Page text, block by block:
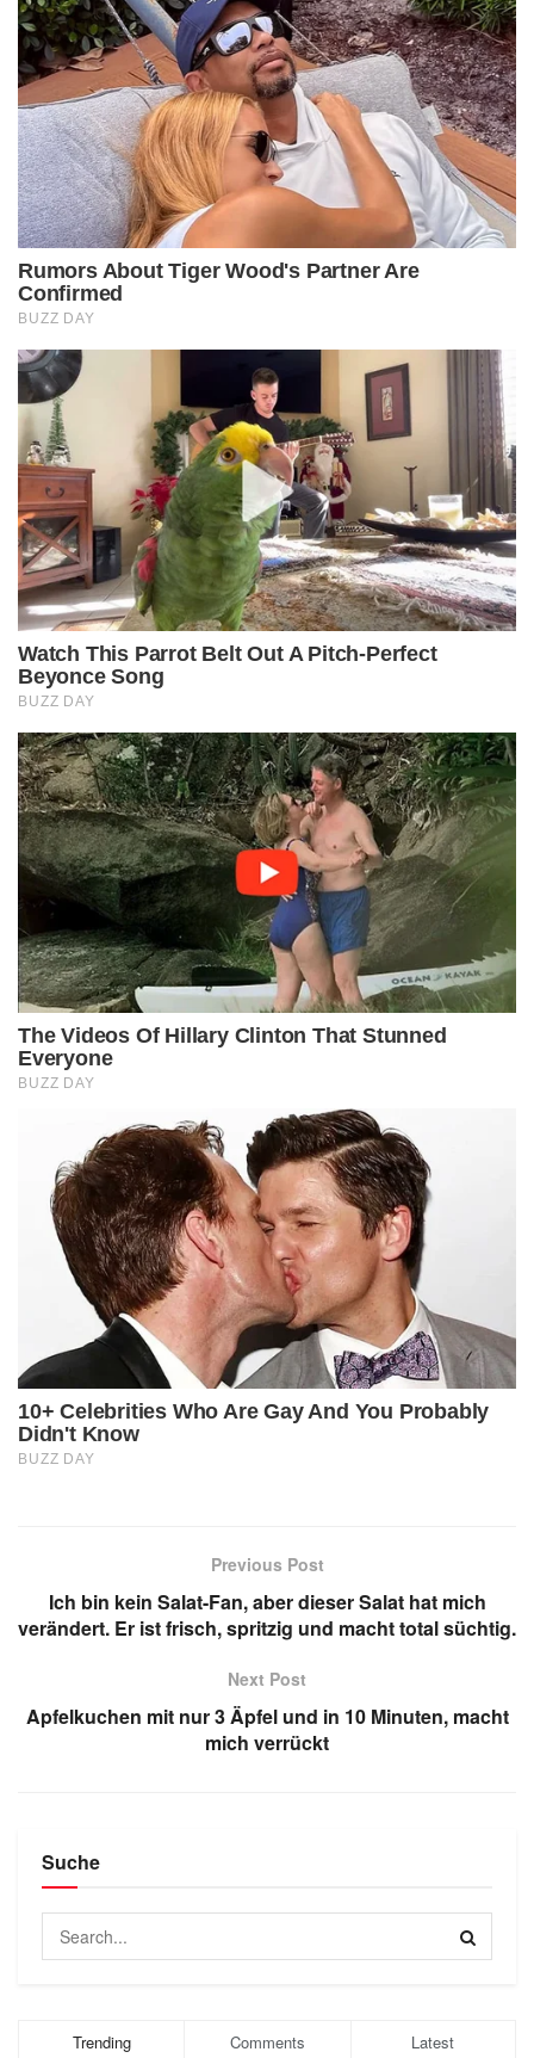
Previous Post
Ich bin kein Salat-Fan, aber dieser Salat hat mich
verändert. Er ist frisch, spritzig und macht total süchtig.
Next Post
Apfelkuchen mit nur 3 Äpfel und in 10 Minuten, macht
mich verrückt
Suche
Trending Comments Latest